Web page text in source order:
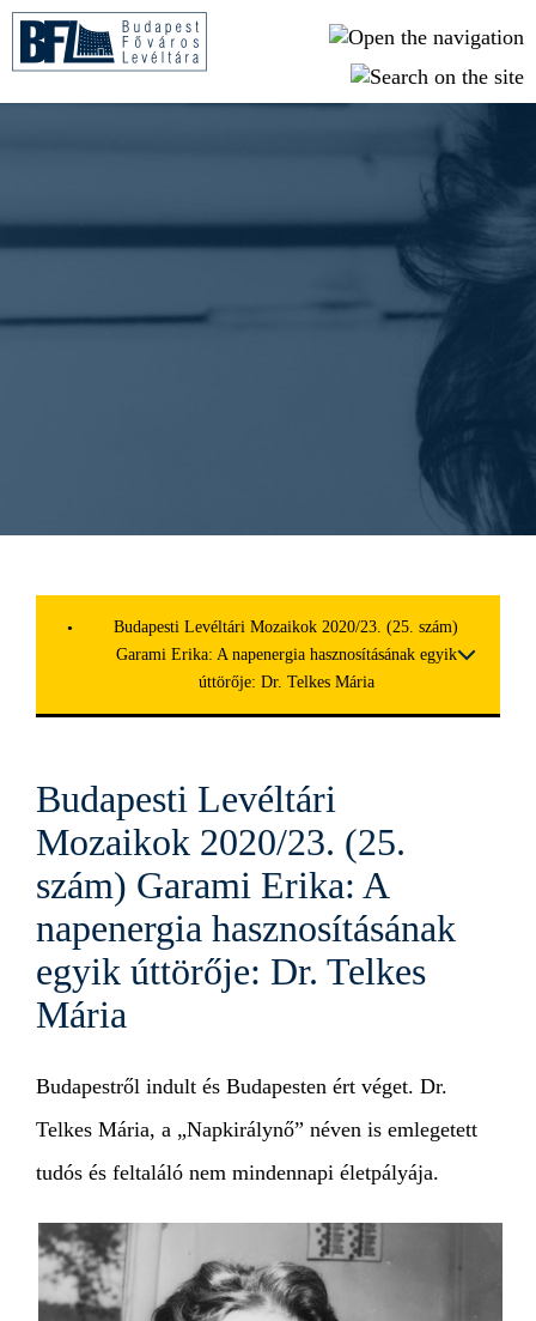
Ugrás a tartalomra
Budapesti Levéltári Mozaikok 2020/23. (25. szám)
Garami Erika: A napenergia hasznosításának egyik
úttörője: Dr. Telkes Mária
Budapesti Levéltári
Mozaikok 2020/23. (25.
szám) Garami Erika: A
napenergia hasznosításának
egyik úttörője: Dr. Telkes
Mária
Budapestről indult és Budapesten ért véget. Dr.
Telkes Mária, a „Napkirálynő” néven is emlegetett
tudós és feltaláló nem mindennapi életpályája.